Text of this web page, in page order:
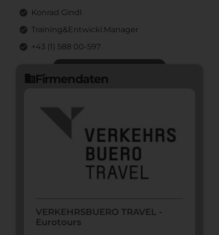
Konrad Gindl
Training&Entwickl.Manager
+43 (1) 588 00-597
domainFirmendaten
VERKEHRSBUERO TRAVEL -
Eurotours